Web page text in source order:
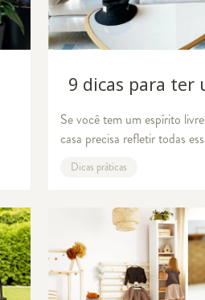
9 dicas para ter
Se você tem um espírito
casa precisa refletir todas
Então, vale a pena
estilo boho e aprender como
Dicas práticas